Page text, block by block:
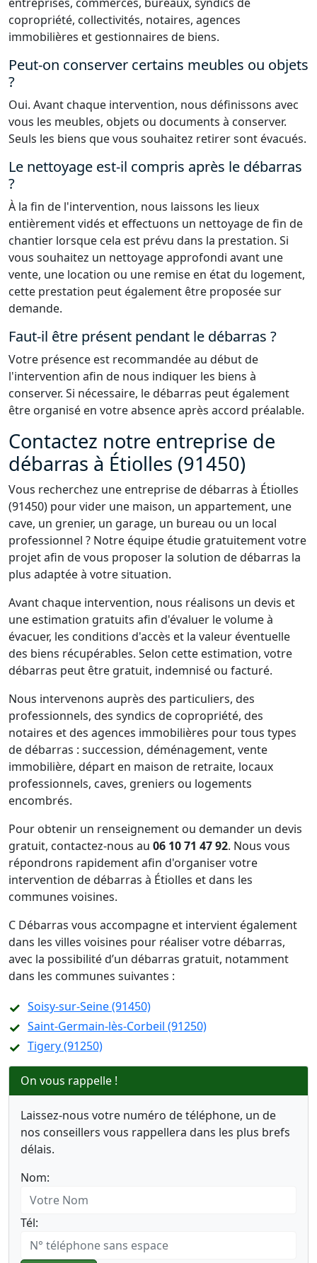
copropriété, collectivités, notaires, agences
immobilières et gestionnaires de biens.
Peut-on conserver certains meubles ou objets
?
Oui. Avant chaque intervention, nous définissons avec
vous les meubles, objets ou documents à conserver.
Seuls les biens que vous souhaitez retirer sont évacués.
Le nettoyage est-il compris après le débarras
?
À la fin de l'intervention, nous laissons les lieux
entièrement vidés et effectuons un nettoyage de fin de
chantier lorsque cela est prévu dans la prestation. Si
vous souhaitez un nettoyage approfondi avant une
vente, une location ou une remise en état du logement,
cette prestation peut également être proposée sur
demande.
Faut-il être présent pendant le débarras ?
Votre présence est recommandée au début de
l'intervention afin de nous indiquer les biens à
conserver. Si nécessaire, le débarras peut également
être organisé en votre absence après accord préalable.
Contactez notre entreprise de
débarras à Étiolles (91450)
Vous recherchez une entreprise de débarras à Étiolles
(91450) pour vider une maison, un appartement, une
cave, un grenier, un garage, un bureau ou un local
professionnel ? Notre équipe étudie gratuitement votre
projet afin de vous proposer la solution de débarras la
plus adaptée à votre situation.
Avant chaque intervention, nous réalisons un devis et
une estimation gratuits afin d'évaluer le volume à
évacuer, les conditions d'accès et la valeur éventuelle
des biens récupérables. Selon cette estimation, votre
débarras peut être gratuit, indemnisé ou facturé.
Nous intervenons auprès des particuliers, des
professionnels, des syndics de copropriété, des
notaires et des agences immobilières pour tous types
de débarras : succession, déménagement, vente
immobilière, départ en maison de retraite, locaux
professionnels, caves, greniers ou logements
encombrés.
Pour obtenir un renseignement ou demander un devis
gratuit, contactez-nous au 06 10 71 47 92. Nous vous
répondrons rapidement afin d'organiser votre
intervention de débarras à Étiolles et dans les
communes voisines.
C Débarras vous accompagne et intervient également
dans les villes voisines pour réaliser votre débarras,
avec la possibilité d’un débarras gratuit, notamment
dans les communes suivantes :
Soisy-sur-Seine (91450)
Saint-Germain-lès-Corbeil (91250)
Tigery (91250)
On vous rappelle !
Laissez-nous votre numéro de téléphone, un de
nos conseillers vous rappellera dans les plus brefs
délais.
Nom:
Tél: